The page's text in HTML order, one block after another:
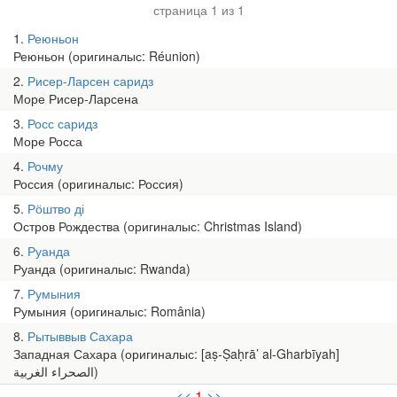
страница 1 из 1
1 Реюньон
Реюньон (оригиналыс: Réunion)
2 Рисер-Ларсен саридз
Море Рисер-Ларсена
3 Росс саридз
Море Росса
4 Рочму
Россия (оригиналыс: Россия)
5 Рӧштво ді
Остров Рождества (оригиналыс: Christmas Island)
6 Руанда
Руанда (оригиналыс: Rwanda)
7 Румыния
Румыния (оригиналыс: România)
8 Рытыввыв Сахара
Западная Сахара (оригиналыс: [aṣ-Ṣaḥrā’ al-Gharbīyah]
الصحراء الغربية‎‎)